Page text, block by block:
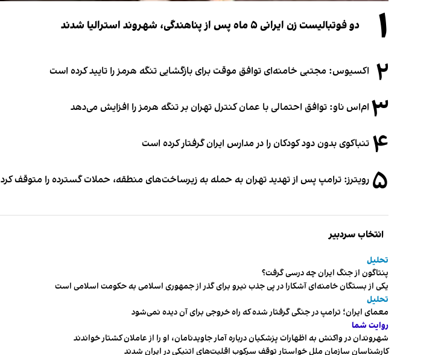
۱ دو فوتبالیست زن ایرانی ۵ ماه پس از پناهندگی، شهروند استرالیا شدند
۲ اکسیوس: مجتبی خامنه‌ای توافق موقت برای بازگشایی تنگه هرمز را تایید کرده است
۳ ام‌اس ناو: توافق احتمالی با عمان کنترل تهران بر تنگه هرمز را افزایش می‌دهد
۴ تنباکوی بدون دود کودکان را در مدارس ایران گرفتار کرده است
۵ رویترز: ترامپ پس از تهدید تهران به حمله به زیرساخت‌های منطقه، حملات گسترده را متوقف کرد
انتخاب سردبیر
تحلیل
پنتاگون از جنگ ایران چه درسی گرفت؟
یکی از بستگان خامنه‌ای آشکارا در پی جذب نیرو برای گذر از جمهوری اسلامی به حکومت اسلامی است
تحلیل
معمای ایران؛ ترامپ در جنگی گرفتار شده که راه خروجی برای آن دیده نمی‌شود
روایت شما
شهروندان در واکنش به اظهارات پزشکیان درباره آمار جاویدنامان، او را از عاملان کشتار خواندند
کارشناسان سازمان ملل خواستار توقف سرکوب اقلیت‌های اتنیکی در ایران شدند